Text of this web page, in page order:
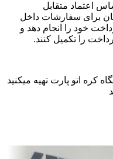
اعتماد متقابل
برای سفارشات داخل
خود را انجام دهد و
را تکمیل کنند.
کره اتو پارت تهیه میکنید